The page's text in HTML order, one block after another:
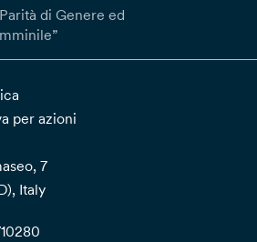
di Genere ed
per azioni
7
Italy